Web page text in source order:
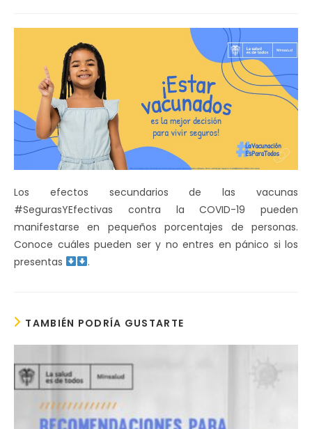
entrada:
Los efectos secundarios de las vacunas
#SegurasYEfectivas contra la COVID-19 pueden
manifestarse en pequeños porcentajes de personas.
Conoce cuáles pueden ser y no entres en pánico si los
presentas
.
TAMBIÉN PODRÍA GUSTARTE